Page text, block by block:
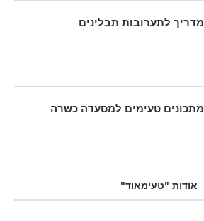
מדריך לתערובות תבלינים
מתכונים טעימים למסעדה כשרה
אודות "טעימאוד"